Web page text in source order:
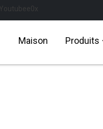
Maison Produits